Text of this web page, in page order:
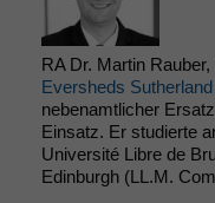
RA Dr. Martin
Eversheds Sutherland
nebenamtlicher
Einsatz. Er studierte
Université Libre de
Edinburgh (LL.M.